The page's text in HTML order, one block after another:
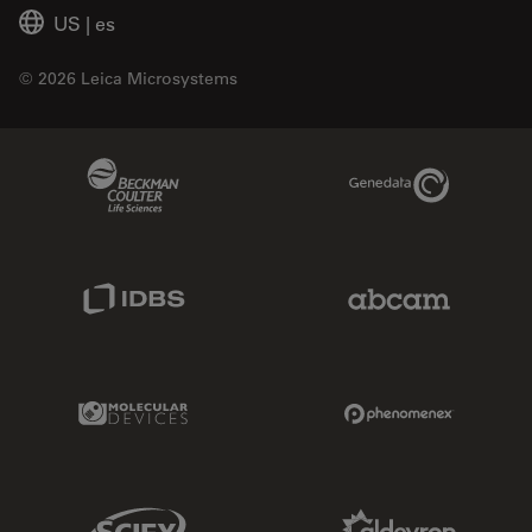
US | es
© 2026 Leica Microsystems
Genedata Link
Molecular Devices Link
Sciex Link